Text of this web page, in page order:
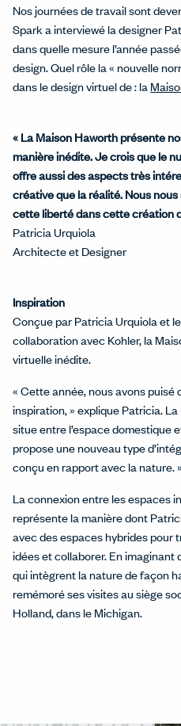
Nos journées de travail sont
Spark a interviewé la designer
dans quelle mesure l’année
design. Quel rôle la « nouvelle
dans le design virtuel de : la
« La Maison Haworth présente
manière inédite. Je crois que le
offre aussi des aspects très
créative que la réalité. Nous
cette liberté dans cette création
Patricia Urquiola
Architecte et Designer
Inspiration
Conçue par Patricia Urquiola et
collaboration avec Kohler, la
virtuelle inédite.
« Cette année, nous avons
inspiration, » explique Patricia.
situe entre l’espace domestique
propose une nouveau type
conçu en rapport avec la nature. »
La connexion entre les espaces
représente la manière dont
avec des espaces hybrides pour
idées et collaborer. En
qui intègrent la nature de façon
remémoré ses visites au siège
Holland, dans le Michigan.